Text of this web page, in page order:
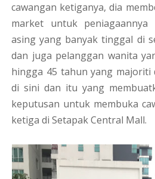
cawangan ketiganya, dia
market untuk peniagaannya
asing yang banyak tinggal di
dan juga pelanggan wanita
hingga 45 tahun yang majoriti
di sini dan itu yang
keputusan untuk membuka
ketiga di Setapak Central Mall.